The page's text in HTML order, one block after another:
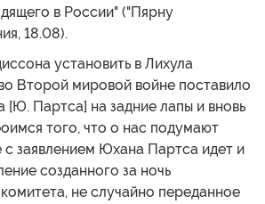
в России" ("Пярну
18.08).
установить в Лихула
Второй мировой войне поставило
[Ю. Партса] на задние лапы и вновь
того, что о нас подумают
с заявлением Юхана Партса идет и
созданного за ночь
не случайно переданное